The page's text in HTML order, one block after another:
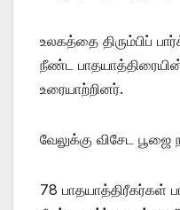
உலகத்தை திரும்பிப்
நீண்ட
உரையாற்றினர்.
வேலுக்கு விசேட பூஜை
78 பாதயாத்திரீகர்கள்